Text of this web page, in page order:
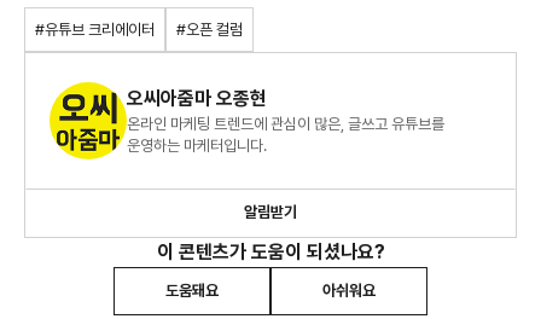
#유튜브 크리에이터 #오픈 컬럼
오씨아줌마 오종현
온라인 마케팅 트렌드에 관심이 많은, 글쓰고 유튜브를
운영하는 마케터입니다.
알림받기
이 콘텐츠가 도움이 되셨나요?
도움돼요 아쉬워요